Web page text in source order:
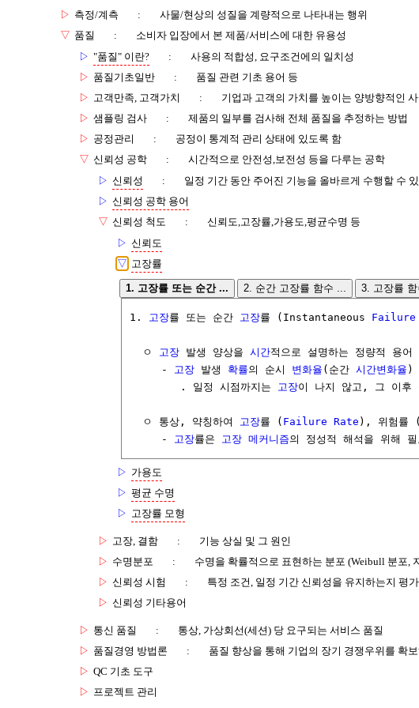
▷ 측정/계측 :
사물/현상의 성질을 계량적으로 나타내는 행위
▽ 품질 :
소비자 입장에서 본 제품/서비스에 대한 유용성
▷ "품질" 이란? :
사용의 적합성, 요구조건에의 일치성
▷ 품질기초일반 :
품질 관련 기초 용어 등
▷ 고객만족, 고객가치 :
기업과 고객의 가치를 높이는 양방향적인
▷ 샘플링 검사 :
제품의 일부를 검사해 전체 품질을 추정하는 방법
▷ 공정관리 :
공정이 통계적 관리 상태에 있도록 함
▽ 신뢰성 공학 :
시간적으로 안전성,보전성 등을 다루는 공학
▷ 신뢰성 :
일정 기간 동안 주어진 기능을 올바르게 수행할 수
▷ 신뢰성 공학 용어
▽ 신뢰성 척도 :
신뢰도,고장률,가용도,평균수명 등
▷ 신뢰도
▽ 고장률
1. 고장률 또는 순간 ... 2. 순간 고장률 함수 ... 3. 고장률 함
1. 고장률 또는 순간 고장률 (Instantaneous Failure
  ㅇ
고장 발생 양상을 시간적으로 설명하는 정량적 용어
     -
고장 발생 확률의 순시 변화율 (순간 시간변화율 )
        . 일정 시점까지는
고장이 나지 않고, 그 이후
  ㅇ 통상, 약칭하여
고장률 ( Failure Rate ), 위험률
     -
고장률은 고장 메커니즘의 정성적 해석을 위해 필
▷ 가용도
▷ 평균 수명
▷ 고장률 모형
▷ 고장, 결함 :
기능 상실 및 그 원인
▷ 수명분포 :
수명을 확률적으로 표현하는 분포 (Weibull 분포,
▷ 신뢰성 시험 :
특정 조건, 일정 기간 신뢰성을 유지하는지 평
▷ 신뢰성 기타용어
▷ 통신 품질 :
통상, 가상회선(세션) 당 요구되는 서비스 품질
▷ 품질경영 방법론 :
품질 향상을 통해 기업의 장기 경쟁우위를 확
▷ QC 기초 도구
▷ 프로젝트 관리